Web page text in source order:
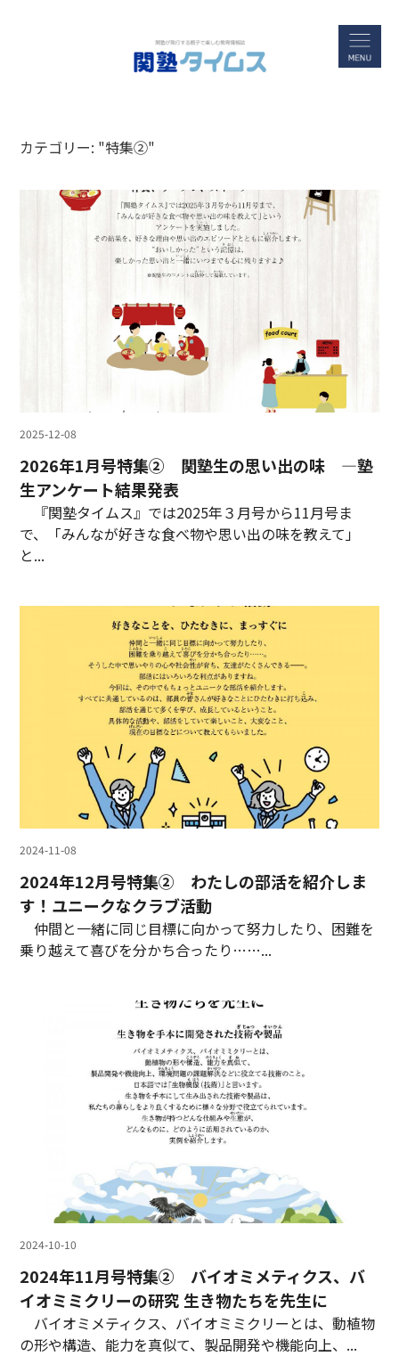
カテゴリー: "特集②"
2025-12-08
2026年1月号特集② 関塾生の思い出の味 ―塾
生アンケート結果発表
『関塾タイムス』では2025年３月号から11月号ま
で、「みんなが好きな食べ物や思い出の味を教えて」
と...
2024-11-08
2024年12月号特集② わたしの部活を紹介しま
す！ユニークなクラブ活動
仲間と一緒に同じ目標に向かって努力したり、困難を
乗り越えて喜びを分かち合ったり……...
2024-10-10
2024年11月号特集② バイオミメティクス、バ
イオミミクリーの研究 生き物たちを先生に
バイオミメティクス、バイオミミクリーとは、動植物
の形や構造、能力を真似て、製品開発や機能向上、...